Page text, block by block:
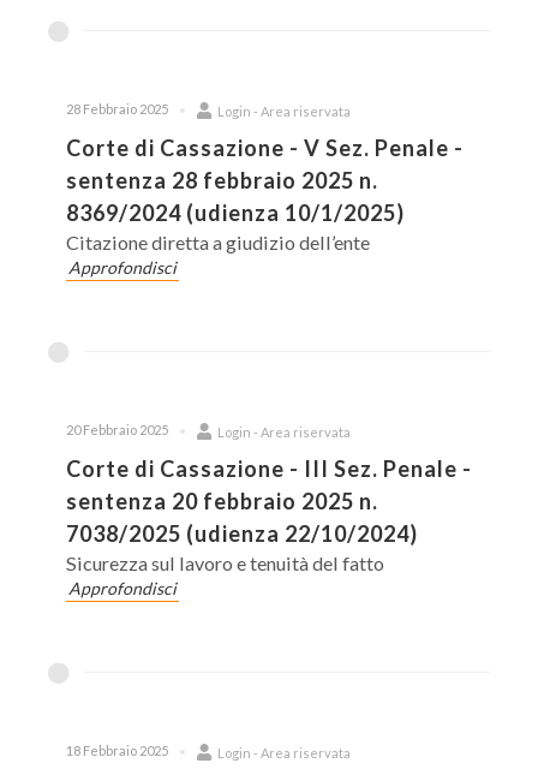
28 Febbraio 2025 Login - Area riservata
Corte di Cassazione - V Sez. Penale -
sentenza 28 febbraio 2025 n.
8369/2024 (udienza 10/1/2025)
Citazione diretta a giudizio dell’ente
Approfondisci
20 Febbraio 2025 Login - Area riservata
Corte di Cassazione - III Sez. Penale -
sentenza 20 febbraio 2025 n.
7038/2025 (udienza 22/10/2024)
Sicurezza sul lavoro e tenuità del fatto
Approfondisci
18 Febbraio 2025 Login - Area riservata